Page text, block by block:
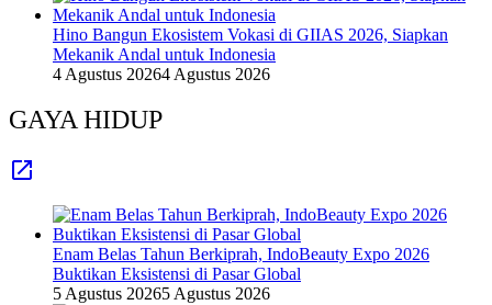
Hino Bangun Ekosistem Vokasi di GIIAS 2026, Siapkan
Mekanik Andal untuk Indonesia
4 Agustus 20264 Agustus 2026
GAYA HIDUP
Enam Belas Tahun Berkiprah, IndoBeauty Expo 2026
Buktikan Eksistensi di Pasar Global
5 Agustus 20265 Agustus 2026